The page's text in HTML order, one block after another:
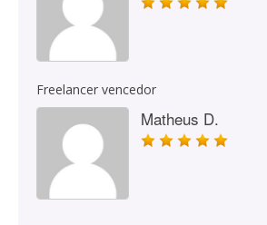
Freelancer vencedor
Matheus D.